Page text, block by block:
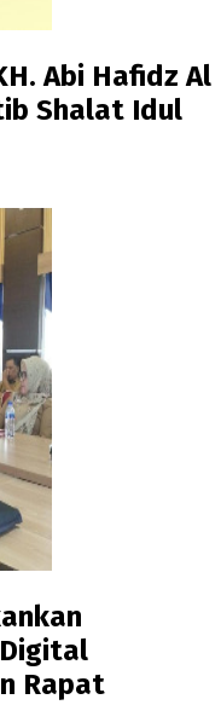
Abi Hafidz Al
Shalat Idul
Rapat